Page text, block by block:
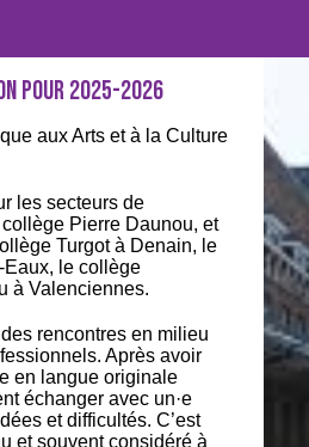
pour 2025-2026
aux Arts et à la Culture
les secteurs de
Pierre Daunou, et
Turgot à Denain, le
Eaux, le collège
à Valenciennes.
rencontres en milieu
Après avoir
en langue originale
échanger avec un·e
et difficultés. C’est
et souvent considéré à